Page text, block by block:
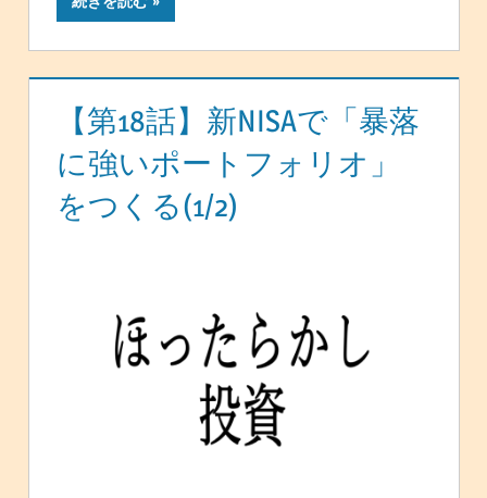
【第18話】新NISAで「暴落
に強いポートフォリオ」
をつくる(1/2)